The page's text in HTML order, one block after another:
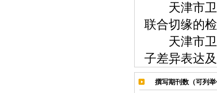
天津市卫
联合切缘的
天津市卫
子差异表达
撰写期刊数（可列举